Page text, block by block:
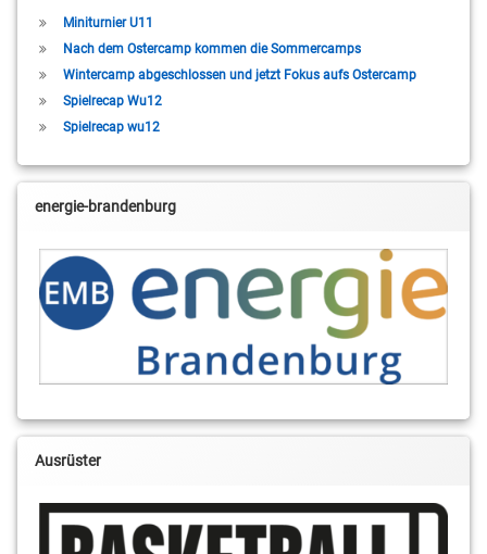
Miniturnier U11
Nach dem Ostercamp kommen die Sommercamps
Wintercamp abgeschlossen und jetzt Fokus aufs Ostercamp
Spielrecap Wu12
Spielrecap wu12
energie-brandenburg
Ausrüster